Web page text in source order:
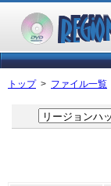
トップ> ファイル一覧